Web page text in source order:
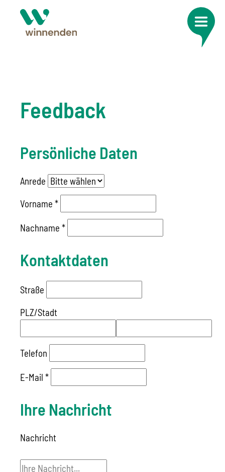
Feedback
Persönliche Daten
Anrede
Vorname *
Nachname *
Kontaktdaten
Straße
PLZ/Stadt
Telefon
E-Mail *
Ihre Nachricht
Nachricht